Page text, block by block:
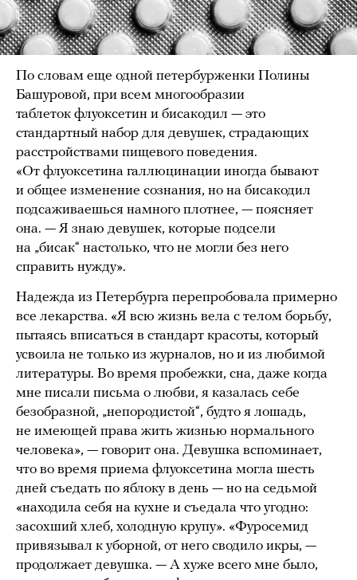
По словам еще одной петербурженки Полины
Башуровой, при всем многообразии
таблеток флуоксетин и бисакодил — это
стандартный набор для девушек, страдающих
расстройствами пищевого поведения.
«От флуоксетина галлюцинации иногда бывают
и общее изменение сознания, но на бисакодил
подсаживаешься намного плотнее, — поясняет
она. — Я знаю девушек, которые подсели
на „бисак“ настолько, что не могли без него
справить нужду».
Надежда из Петербурга перепробовала примерно
все лекарства. «Я всю жизнь вела с телом борьбу,
пытаясь вписаться в стандарт красоты, который
усвоила не только из журналов, но и из любимой
литературы. Во время пробежки, сна, даже когда
мне писали письма о любви, я казалась себе
безобразной, „непородистой“, будто я лошадь,
не имеющей права жить жизнью нормального
человека», — говорит она. Девушка вспоминает,
что во время приема флуоксетина могла шесть
дней съедать по яблоку в день — но на седьмой
«находила себя на кухне и съедала что угодно:
засохший хлеб, холодную крупу». «Фуросемид
привязывал к уборной, от него сводило икры, —
продолжает девушка. — А хуже всего мне было,